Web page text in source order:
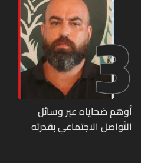
3
أوهم ضحاياه عبر وسائل
التّواصل الاجتماعي بقدرته